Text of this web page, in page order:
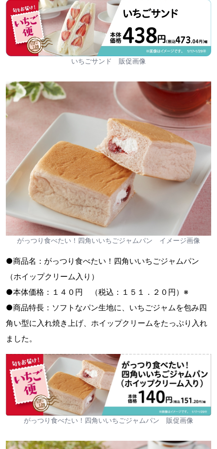
いちごサンド 販促画像
がっつり食べたい！四角いいちごジャムパン イメージ画像
●商品名：がっつり食べたい！四角いいちごジャムパン
（ホイップクリーム入り）
●本体価格：１４０円 （税込：１５１．２０円）※
●商品特長：ソフトなパン生地に、いちごジャムを包み四
角い型に入れ焼き上げ、ホイップクリームをたっぷり入れ
ました。
がっつり食べたい！四角いいちごジャムパン 販促画像